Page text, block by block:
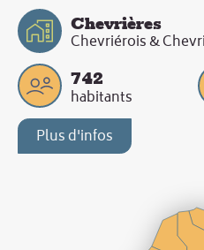
Chevrières
Chevriérois &
742
habitants
Plus d'infos